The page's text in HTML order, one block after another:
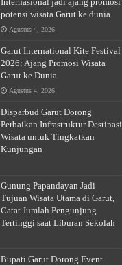
potensi wisata Garut ke dunia
Agustus 4, 2026
Garut International Kite Festival
2026: Ajang Promosi Wisata
Garut ke Dunia
Agustus 4, 2026
Disparbud Garut Dorong
Perbaikan Infrastruktur Destinasi
Wisata untuk Tingkatkan
Kunjungan
Gunung Papandayan Jadi
Tujuan Wisata Utama di Garut,
Catat Jumlah Pengunjung
Tertinggi saat Liburan Sekolah
Bupati Garut Dorong Event